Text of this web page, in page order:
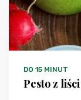
DO 15 MINUT
Pesto z